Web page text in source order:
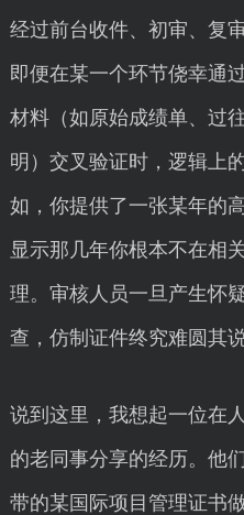
经过前台收件、初审、复
即便在某一个环节侥幸通
材料（如原始成绩单、过
明）交叉验证时，逻辑上
如，你提供了一张某年的
显示那几年你根本不在相
理。审核人员一旦产生怀
查，仿制证件终究难圆其说
说到这里，我想起一位在
的老同事分享的经历。他
带的某国际项目管理证书